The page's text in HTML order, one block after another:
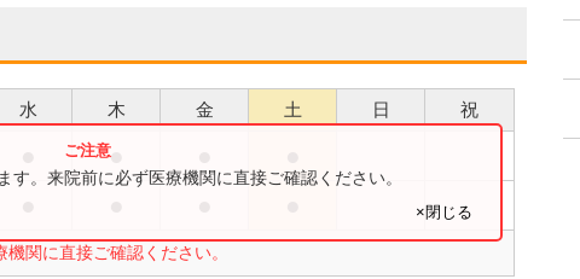
水 木 金 土 日 祝
●
関に直接ご確認ください。
。来院前に必ず医療機関に直接ご確認ください。
×閉じる